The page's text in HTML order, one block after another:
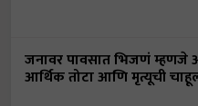
जनावर पावसात भिजणं म्हणजे
आर्थिक तोटा आणि मृत्यूची